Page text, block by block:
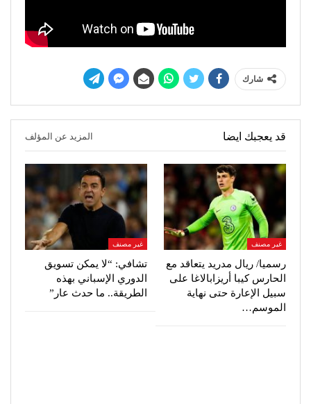
شارك
قد يعجبك ايضا المزيد عن المؤلف
غير مصنف
رسميا/ ريال مدريد يتعاقد مع
الحارس كيبا أريزابالاغا على
سبيل الإعارة حتى نهاية
الموسم…
غير مصنف
تشافي: “لا يمكن تسويق
الدوري الإسباني بهذه
الطريقة.. ما حدث عار”